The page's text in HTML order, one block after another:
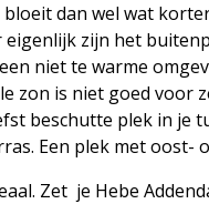
bloeit dan wel wat
eigenlijk zijn het
niet te warme
zon is niet goed voor
beschutte plek in je
Een plek met oost-
Zet je Hebe